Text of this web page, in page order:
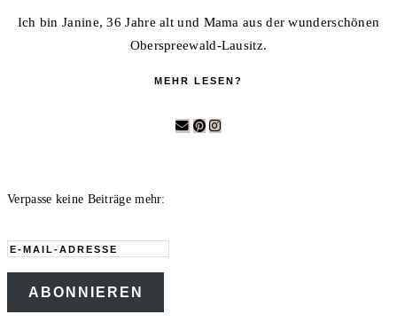
Ich bin Janine, 36 Jahre alt und Mama aus der wunderschönen
Oberspreewald-Lausitz.
MEHR LESEN?
Verpasse keine Beiträge mehr:
E-
Mail-
Adresse
ABONNIEREN